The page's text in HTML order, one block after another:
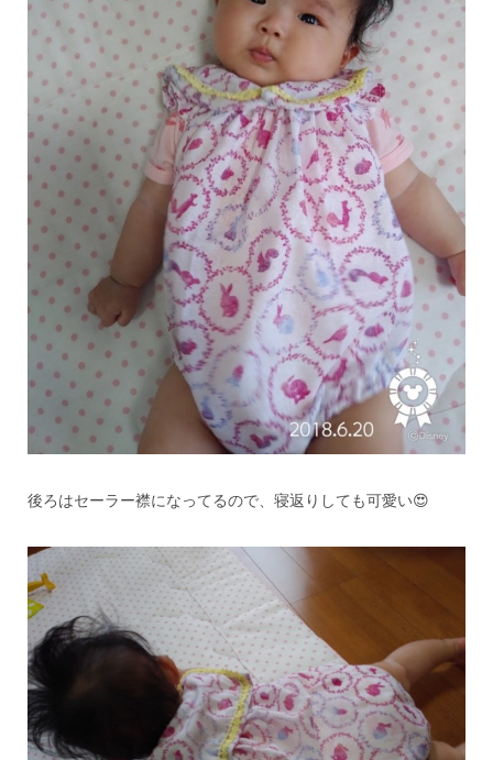
後ろはセーラー襟になってるので、寝返りしても可愛い😍